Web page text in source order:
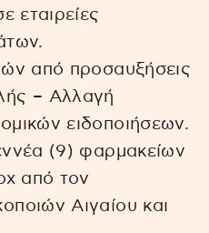
εταιρείες
από προσαυξήσεις
– Αλλαγή
ειδοποιήσεων.
(9) φαρμακείων
από τον
Αιγαίου και